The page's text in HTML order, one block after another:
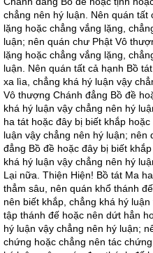
chẳng nên hý luận. Nên quán tất
lặng hoặc chẳng vắng lặng,
luận; nên quán chư Phật Vô
lặng hoặc chẳng vắng lặng,
luận. Nên quán tất cả hạnh Bồ
xa lìa, chẳng khá hý luận vậy
Vô thượng Chánh đẳng Bồ đề
khá hý luận vậy chẳng nên hý
ha tát hoặc đây bị biết khắp
luận vậy chẳng nên hý luận;
đẳng Bồ đề hoặc đây bị biết
khá hý luận vậy chẳng nên hý
Lại nữa. Thiện Hiện! Bồ tát Ma
thẳm sâu, nên quán khổ thánh
nên biết khắp, chẳng khá hý
tập thánh đế hoặc nên dứt hẳn
hý luận vậy chẳng nên hý luận;
chứng hoặc chẳng nên tác